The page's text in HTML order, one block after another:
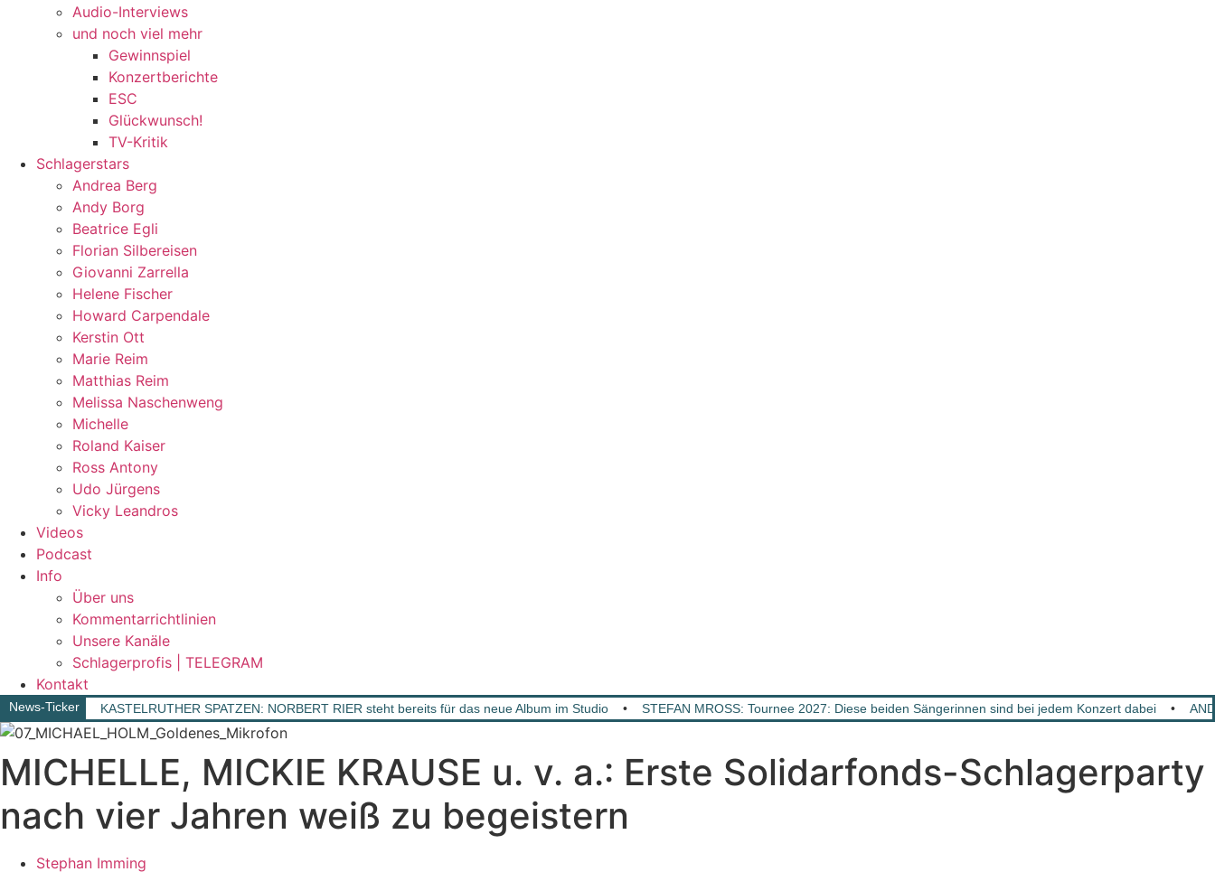
Audio-Interviews
und noch viel mehr
Gewinnspiel
Konzertberichte
ESC
Glückwunsch!
TV-Kritik
Schlagerstars
Andrea Berg
Andy Borg
Beatrice Egli
Florian Silbereisen
Giovanni Zarrella
Helene Fischer
Howard Carpendale
Kerstin Ott
Marie Reim
Matthias Reim
Melissa Naschenweng
Michelle
Roland Kaiser
Ross Antony
Udo Jürgens
Vicky Leandros
Videos
Podcast
Info
Über uns
Kommentarrichtlinien
Unsere Kanäle
Schlagerprofis | TELEGRAM
Kontakt
News-Ticker KASTELRUTHER SPATZEN: NORBERT RIER steht bereits für das neue Album im Studio • STEFAN MROSS: Tournee 2027: Diese beiden Sängerinnen sind bei jedem Konzert dabei •
MICHELLE, MICKIE KRAUSE u. v. a.: Erste Solidarfonds-Schlagerparty
nach vier Jahren weiß zu begeistern
Stephan Imming